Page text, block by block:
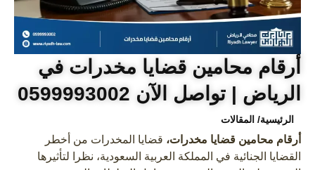
أرقام محامين قضايا مخدرات في
الرياض | تواصل الآن 0599993002
الرئيسية/ المقالات
أرقام محامين قضايا مخدرات، قضايا المخدرات من أخطر
القضايا الجنائية في المملكة العربية السعودية، نظرا لتأثيرها